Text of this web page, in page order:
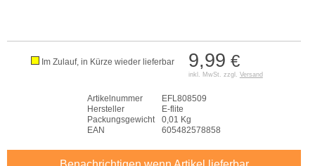
9,99 €
inkl. MwSt. zzgl. Versand
Im Zulauf, in Kürze wieder lieferbar
Artikelnummer
EFL808509
Hersteller
E-flite
Packungsgewicht
0,01 Kg
EAN
605482578858